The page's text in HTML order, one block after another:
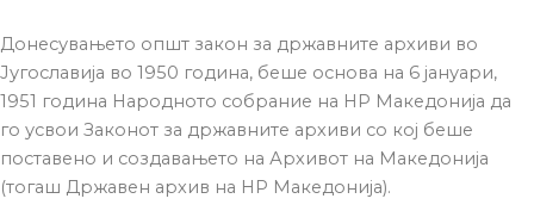
Донесувањето општ закон за државните архиви во
Југославија во 1950 година, беше основа на 6 јануари,
1951 година Народното собрание на НР Македонија да
го усвои Законот за државните архиви со кој беше
поставено и создавањето на Архивот на Македонија
(тогаш Државен архив на НР Македонија).